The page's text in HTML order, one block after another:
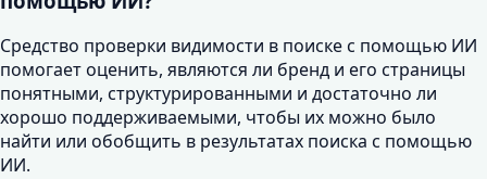
Средство проверки видимости в поиске с помощью ИИ
помогает оценить, являются ли бренд и его страницы
понятными, структурированными и достаточно ли
хорошо поддерживаемыми, чтобы их можно было
найти или обобщить в результатах поиска с помощью
ИИ.